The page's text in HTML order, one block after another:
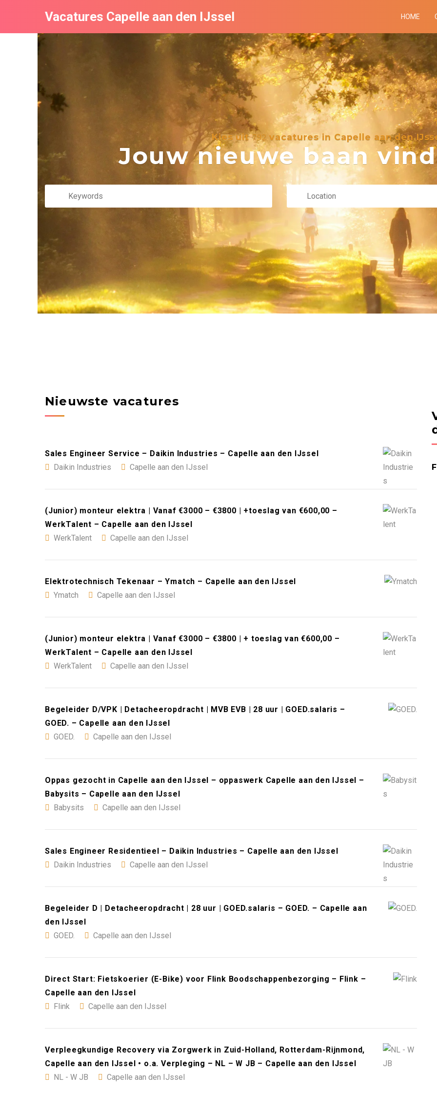
Vacatures Capelle aan den IJssel HOME
Kies uit792 vacatures in Capelle aan den
Jouw nieuwe baan
Nieuwste vacatures
Sales Engineer Service – Daikin Industries – Capelle aan den IJssel
Daikin Industries
Capelle aan den IJssel
(Junior) monteur elektra | Vanaf €3000 – €3800 | +toeslag van €600,00 –
WerkTalent – Capelle aan den IJssel
WerkTalent
Capelle aan den IJssel
Elektrotechnisch Tekenaar – Ymatch – Capelle aan den IJssel
Ymatch
Capelle aan den IJssel
(Junior) monteur elektra | Vanaf €3000 – €3800 | + toeslag van €600,00 –
WerkTalent – Capelle aan den IJssel
WerkTalent
Capelle aan den IJssel
Begeleider D/VPK | Detacheeropdracht | MVB EVB | 28 uur | GOED.salaris –
GOED. – Capelle aan den IJssel
GOED.
Capelle aan den IJssel
Oppas gezocht in Capelle aan den IJssel – oppaswerk Capelle aan den IJssel –
Babysits – Capelle aan den IJssel
Babysits
Capelle aan den IJssel
Sales Engineer Residentieel – Daikin Industries – Capelle aan den IJssel
Daikin Industries
Capelle aan den IJssel
Begeleider D | Detacheeropdracht | 28 uur | GOED.salaris – GOED. – Capelle aan
den IJssel
GOED.
Capelle aan den IJssel
Direct Start: Fietskoerier (E-Bike) voor Flink Boodschappenbezorging – Flink –
Capelle aan den IJssel
Flink
Capelle aan den IJssel
Verpleegkundige Recovery via Zorgwerk in Zuid-Holland, Rotterdam-Rijnmond,
Capelle aan den IJssel • o.a. Verpleging – NL – W JB – Capelle aan den IJssel
NL - W JB
Capelle aan den IJssel